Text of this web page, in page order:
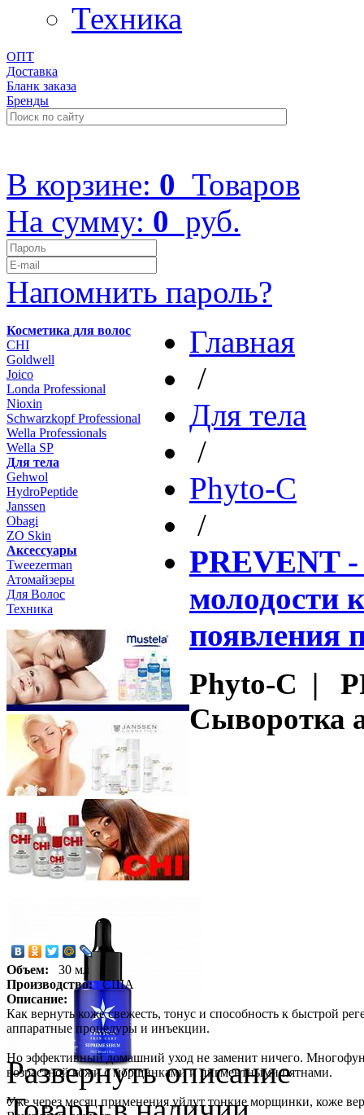
Техника
ОПТ
Доставка
Бланк заказа
Бренды
В корзине: 0 Товаров
На сумму: 0 руб.
Напомнить пароль?
Косметика для волос
CHI
Goldwell
Joico
Londa Professional
Nioxin
Schwarzkopf Professional
Wella Professionals
Wella SP
Для тела
Gehwol
HydroPeptide
Janssen
Obagi
ZO Skin
Aксессуары
Tweezerman
Атомайзеры
Для Волос
Техника
Главная
/
Для тела
/
Phyto-C
/
PREVENT -
молодости
появления
Phyto-C |
Сыворотка
Объем:
30 мл
Производство:
США
Описание:
Как вернуть коже свежесть, тонус и способность к быстрой
аппаратные процедуры и инъекции.
Но эффективный домашний уход не заменит ничего.
возрастной кожи с морщинками и пигментными пятнами.
Уже через месяц применения уйдут тонкие морщинки, коже
Развернуть описание